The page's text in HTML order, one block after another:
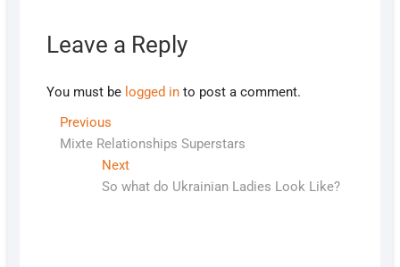
Leave a Reply
You must be logged into post a comment.
Post
navigation
PreviousPrevious
post:
Mixte Relationships Superstars
NextNext
post:
So what do Ukrainian Ladies Look Like?